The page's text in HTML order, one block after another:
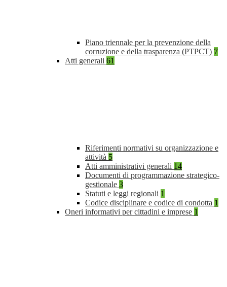
Piano triennale per la prevenzione della
corruzione e della trasparenza (PTPCT) 7
Atti generali 61
Riferimenti normativi su organizzazione e
attività 5
Atti amministrativi generali 14
Documenti di programmazione strategico-
gestionale 3
Statuti e leggi regionali 1
Codice disciplinare e codice di condotta 1
Oneri informativi per cittadini e imprese 1